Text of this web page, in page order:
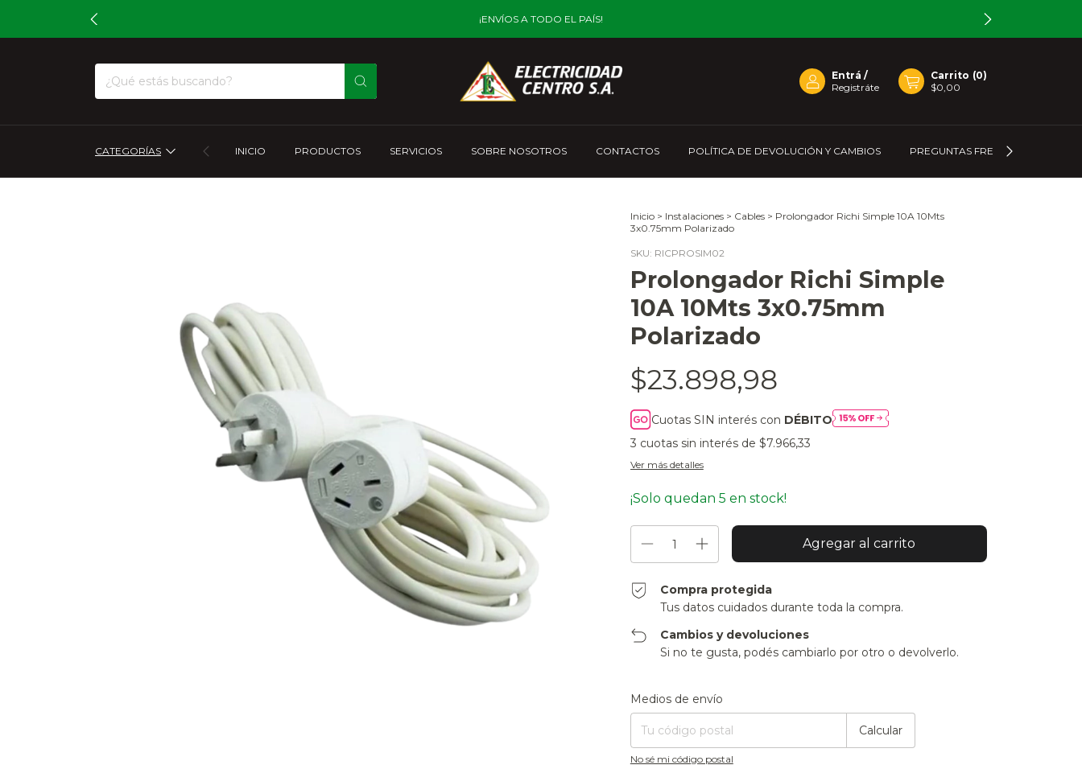
¡ENVÍOS A TODO EL PAÍS!
Entrá /
Registráte
Carrito (0)
$0,00
CATEGORÍAS INICIO PRODUCTOS SERVICIOS SOBRE NOSOTROS CONTACTOS POLÍTICA DE DEVOLUCIÓN Y CAMBIOS PREGUNTAS FRECUENTES
Inicio > Instalaciones > Cables > Prolongador Richi Simple 10A 10Mts
3x0.75mm Polarizado
SKU: RICPROSIM02
Prolongador Richi Simple
10A 10Mts 3x0.75mm
Polarizado
$23.898,98
Cuotas SIN interés con DÉBITO
3 cuotas sin interés de $7.966,33
Ver más detalles
¡Solo quedan 5 en stock!
Compra protegida
Tus datos cuidados durante toda la compra.
Cambios y devoluciones
Si no te gusta, podés cambiarlo por otro o devolverlo.
Entregas para el CP:
Medios de envío
Calcular
No sé mi código postal